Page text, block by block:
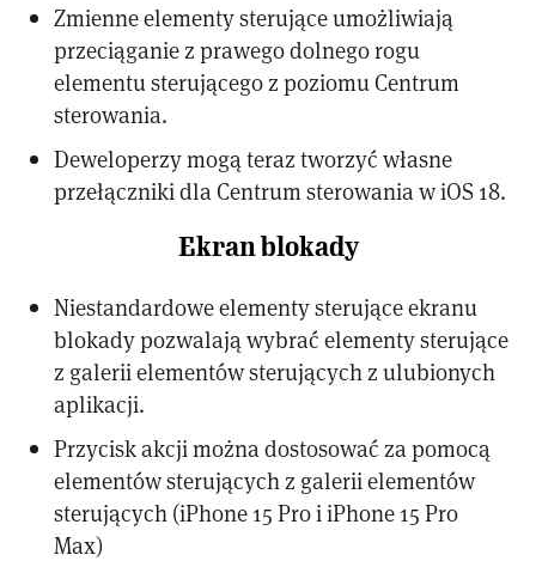
Zmienne elementy sterujące umożliwiają
przeciąganie z prawego dolnego rogu
elementu sterującego z poziomu Centrum
sterowania.
Deweloperzy mogą teraz tworzyć własne
przełączniki dla Centrum sterowania w iOS 18.
Ekran blokady
Niestandardowe elementy sterujące ekranu
blokady pozwalają wybrać elementy sterujące
z galerii elementów sterujących z ulubionych
aplikacji.
Przycisk akcji można dostosować za pomocą
elementów sterujących z galerii elementów
sterujących (iPhone 15 Pro i iPhone 15 Pro
Max)